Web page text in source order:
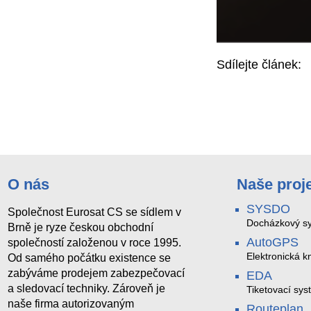
Sdílejte článek:
O nás
Společnost Eurosat CS se sídlem v
Brně je ryze českou obchodní
společností založenou v roce 1995.
Od samého počátku existence se
zabýváme prodejem zabezpečovací
a sledovací techniky. Zároveň je
naše firma autorizovaným
Naše
SYSDO
Docházkový
AutoGPS
Elektronická
EDA
Tiketovací